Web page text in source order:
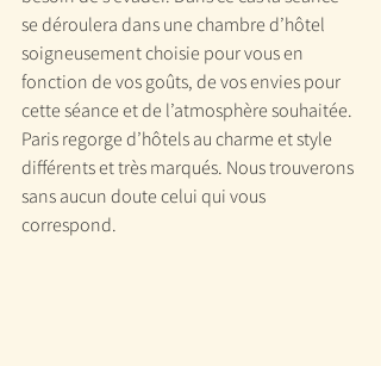
se déroulera dans une chambre d’hôtel
soigneusement choisie pour vous en
fonction de vos goûts, de vos envies pour
cette séance et de l’atmosphère souhaitée.
Paris regorge d’hôtels au charme et style
différents et très marqués. Nous trouverons
sans aucun doute celui qui vous
correspond.